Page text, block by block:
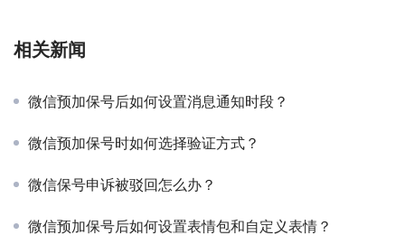
相关新闻
微信预加保号后如何设置消息通知时段？
微信预加保号时如何选择验证方式？
微信保号申诉被驳回怎么办？
微信预加保号后如何设置表情包和自定义表情？